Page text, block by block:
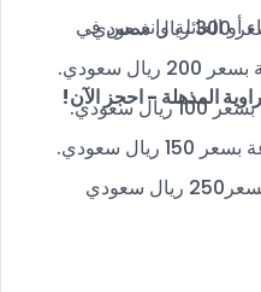
أو العائلة وانغمس في
المذهلة - احجز الآن!
سعودي.